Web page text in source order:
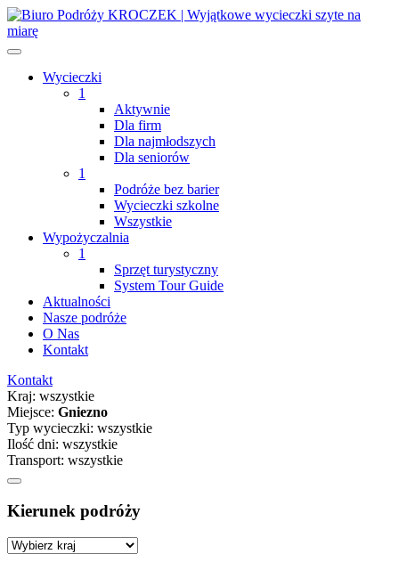
Wycieczki
1
Aktywnie
Dla firm
Dla najmłodszych
Dla seniorów
1
Podróże bez barier
Wycieczki szkolne
Wszystkie
Wypożyczalnia
1
Sprzęt turystyczny
System Tour Guide
Aktualności
Nasze podróże
O Nas
Kontakt
Kontakt
Kraj: wszystkie
Miejsce: Gniezno
Typ wycieczki: wszystkie
Ilość dni: wszystkie
Transport: wszystkie
Kierunek podróży